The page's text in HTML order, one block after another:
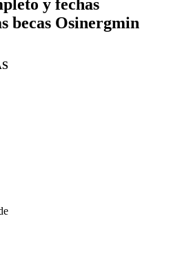
y fechas
becas Osinergmin